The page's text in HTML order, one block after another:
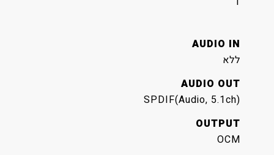
AUDIO IN
ללא
AUDIO OUT
SPDIF(Audio, 5.1ch)
OUTPUT
OCM